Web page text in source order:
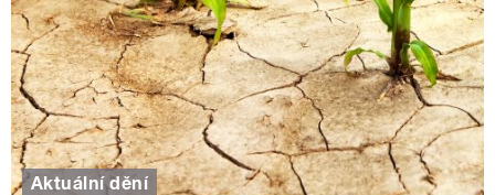
Aktuální dění